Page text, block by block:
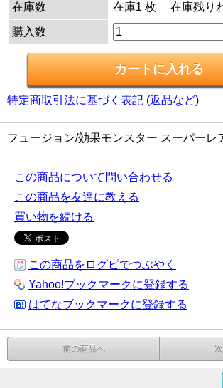
在庫数
在庫1 枚 在庫残り
購入数
特定商取引法に基づく表記 (返品など)
フュージョン/効果モンスター スーパーレ
この商品について問い合わせる
この商品を友達に教える
買い物を続ける
この商品をログピでつぶやく
Yahoo!ブックマークに登録する
はてなブックマークに登録する
前の商品へ